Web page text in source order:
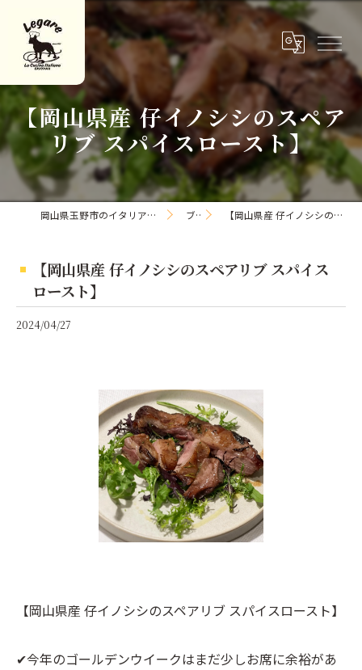
【岡山県産 仔イノシシのスペア
リブ スパイスロースト】
岡山県玉野市のイタリアンならLa Cucina Italiana Legare ブログ 【岡山県産 仔イノシシのスペアリブ スパイスロースト】
【岡山県産 仔イノシシのスペアリブ スパイス
ロースト】
2024/04/27
【岡山県産 仔イノシシのスペアリブ スパイスロースト】
✔︎今年のゴールデンウイークはまだ少しお席に余裕があ